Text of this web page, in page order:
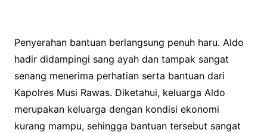
Penyerahan bantuan berlangsung penuh haru. Aldo
hadir didampingi sang ayah dan tampak sangat
senang menerima perhatian serta bantuan dari
Kapolres Musi Rawas. Diketahui, keluarga Aldo
merupakan keluarga dengan kondisi ekonomi
kurang mampu, sehingga bantuan tersebut sangat